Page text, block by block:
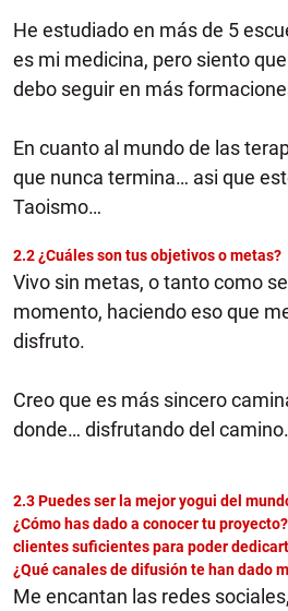
He estudiado en más de 5
es mi medicina, pero siento
debo seguir en más
En cuanto al mundo de las
que nunca termina… asi que
Taoismo…
2.2 ¿Cuáles son tus objetivos o metas?
Vivo sin metas, o tanto como
momento, haciendo eso que
disfruto.
Creo que es más sincero
donde… disfrutando del camino.
2.3 Puedes ser la mejor yogui del
¿Cómo has dado a conocer tu
clientes suficientes para poder
¿Qué canales de difusión te han dado
Me encantan las redes